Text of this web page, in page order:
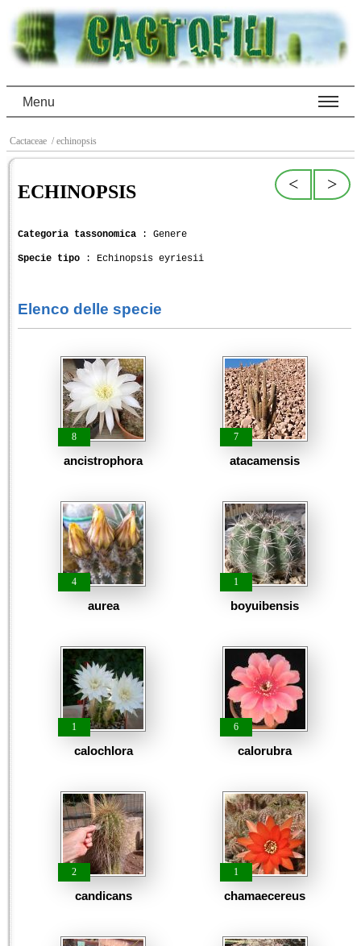
Menu
Cactaceae / echinopsis
>
<
ECHINOPSIS
Categoria tassonomica : Genere
Specie tipo : Echinopsis eyriesii
Elenco delle specie
8
ancistrophora
7
atacamensis
4
aurea
1
boyuibensis
1
calochlora
6
calorubra
2
candicans
1
chamaecereus